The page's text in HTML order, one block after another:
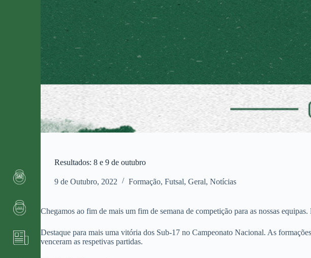
Resultados: 8 e 9 de outubro
9 de Outubro, 2022 Formação,Futsal,Geral,Notícias
Chegamos ao fim de mais um fim de semana de competição para as nossas
Destaque para mais uma vitória dos Sub-17 no Campeonato Nacional. As
venceram as respetivas partidas.